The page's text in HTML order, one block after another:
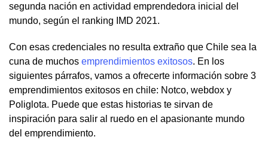
segunda nación en actividad emprendedora inicial del
mundo, según el ranking IMD 2021.
Con esas credenciales no resulta extraño que Chile sea la
cuna de muchos emprendimientos exitosos. En los
siguientes párrafos, vamos a ofrecerte información sobre 3
emprendimientos exitosos en chile: Notco, webdox y
Poliglota. Puede que estas historias te sirvan de
inspiración para salir al ruedo en el apasionante mundo
del emprendimiento.